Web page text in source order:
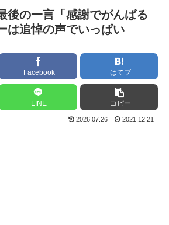
後の一言「感謝でがんばる
は追悼の声でいっぱい
Facebook はてブ
LINE コピー
2026.07.26 2021.12.21